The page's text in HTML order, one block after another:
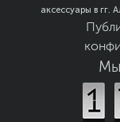
Видеокартаважна
Встроенной
Бренды
Apple - MacBook
творчества и
аксессуары в гг.
Мы